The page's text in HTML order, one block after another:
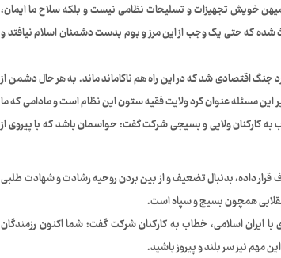
خویش تجهیزات و تسلیحات نظامی نیست و بلکه سلاح ما ایمان،
که حتی یک وجب از این مرز و بوم بدست دشمنان اسلام نیافتد و
اقتصادی شد که در این راه هم ناکاماند ماند. به هر حال دشمن از
بر این مسئله عنوان کرد ولایت فقیه ستون این نظام است و مادامی که ما
به کارکنان ولایی و بسیجی شرکت گفت: حواسمان باشد که با پیروی از
قرار داده، بدنبال تضعیف و از بین بردن روحیه رشادت و شهادت طلبی
همچون بسیج و سپاه است.
ایران اسلامی، خطاب به کارکنان شرکت گفت: شما اکنون رزمندگان
نیز سر بلند و پیروز باشید.